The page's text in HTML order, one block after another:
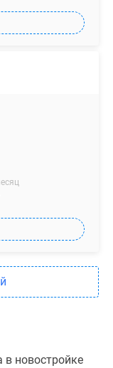
в новостройке